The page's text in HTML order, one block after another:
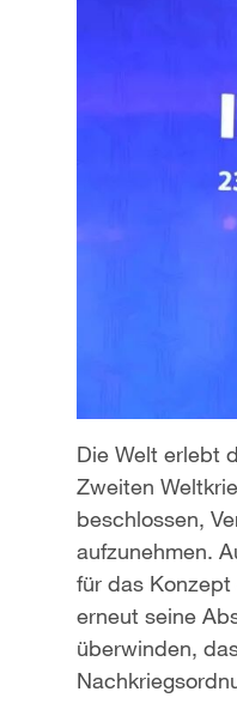
Die Welt erlebt
Zweiten
beschlossen,
aufzunehmen.
für das Konzept
erneut seine
überwinden,